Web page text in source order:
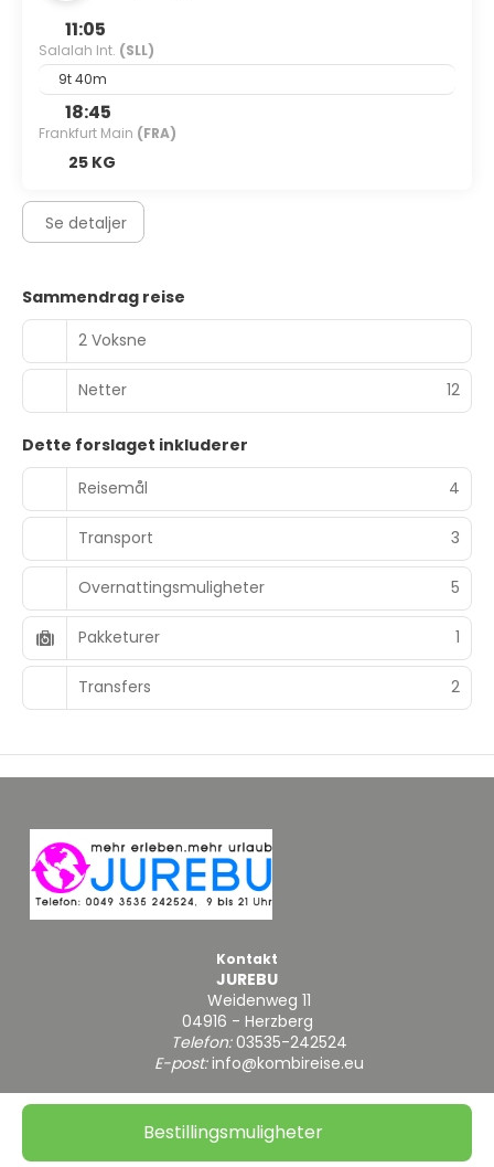
Bestillingsmuligheter
11:05
Salalah Int. (SLL)
9t 40m
18:45
Frankfurt Main (FRA)
25 KG
Se detaljer
Sammendrag reise
2 Voksne
Netter 12
Dette forslaget inkluderer
Reisemål
4
Transport 3
Overnattingsmuligheter 5
Pakketurer 1
Transfers 2
Kontakt
JUREBU
Weidenweg 11
04916 - Herzberg
Telefon:03535-242524
E-post:info@kombireise.eu
@ Copyright 2026